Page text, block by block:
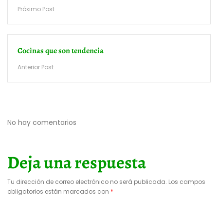
Próximo Post
Cocinas que son tendencia
Anterior Post
No hay comentarios
Deja una respuesta
Tu dirección de correo electrónico no será publicada. Los campos
obligatorios están marcados con *